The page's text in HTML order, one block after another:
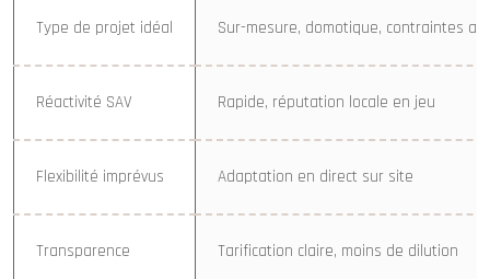
Type de projet idéal Sur-mesure, domotique, contraintes
Réactivité SAV Rapide, réputation locale en jeu
Flexibilité imprévus Adaptation en direct sur site
Transparence Tarification claire, moins de dilution